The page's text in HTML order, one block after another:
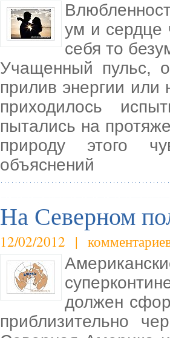
ум и сердце
себя то
Учащенный пульс,
прилив энергии или
приходилось
пытались на
природу этого
объяснений
На Северном
12/02/2012 |
должен
приблизительно